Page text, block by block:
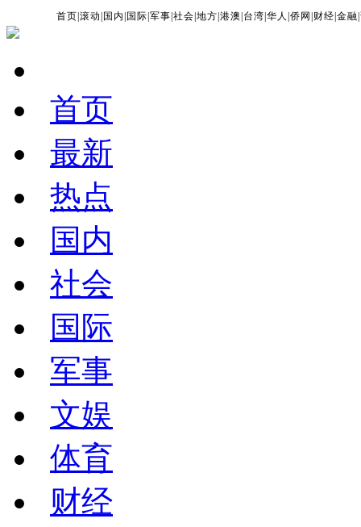
首页 |滚动 国内 国际 |军事 |社会 |地方 |港澳 台湾 |华人 |侨网 财经 |金融 |
首页
最新
热点
国内
社会
国际
军事
文娱
体育
财经